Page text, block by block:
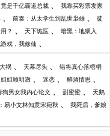
是千亿霸道总裁 、 我靠买彩票发家
、 前秦：从太学生到乱世枭雄 、 徒
？ 、 天下诡医 、 暗黑：地狱入
戏，我修仙 、
大祸 、 天幕尽头 、 错将真心落梧桐
姐顾明澈 、 迷恋 、 醉酒情思 、
狗男女我内心论文 、 甜蜜蜜 、 天鹅
易小文林知意宋宛秋 、 我死后，爹娘